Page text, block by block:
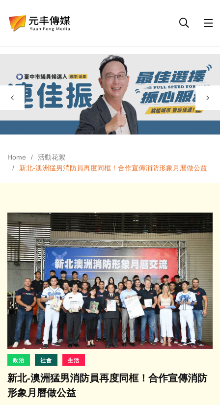
Home
活動花絮
新北-澳洲猛男消防員再度同框！合作宣傳消防形象月曆做公益
政治 社會 生活
新北-澳洲猛男消防員再度同框！合作宣傳消防
形象月曆做公益